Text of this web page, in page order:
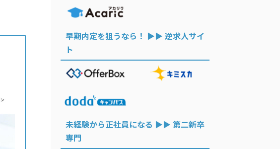
早期内定を狙うなら！ ▶︎▶︎ 逆求人サイ
ト
未経験から正社員になる ▶︎▶︎ 第二新卒
専門